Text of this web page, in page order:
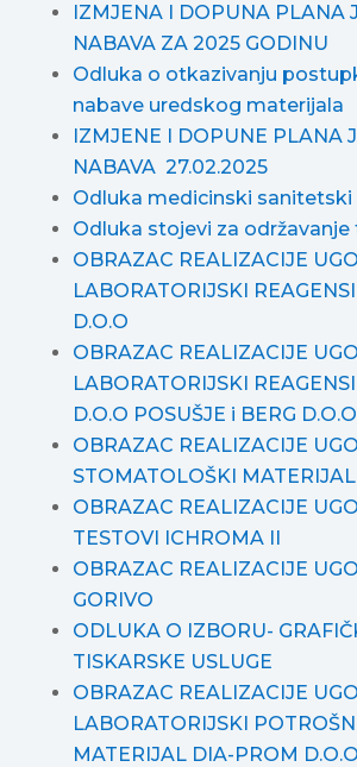
IZMJENA I DOPUNA PLANA
NABAVA ZA 2025 GODINU
Odluka o otkazivanju
nabave uredskog materijala
IZMJENE I DOPUNE PLANA
NABAVA 27.02.2025
Odluka medicinski
Odluka stojevi za održavanje
OBRAZAC REALIZACIJE
LABORATORIJSKI
D.O.O
OBRAZAC REALIZACIJE
LABORATORIJSKI
D.O.O POSUŠJE i BERG
OBRAZAC REALIZACIJE
STOMATOLOŠKI MATERIJAL
OBRAZAC REALIZACIJE
TESTOVI ICHROMA II
OBRAZAC REALIZACIJE
GORIVO
ODLUKA O IZBORU-
TISKARSKE USLUGE
OBRAZAC REALIZACIJE
LABORATORIJSKI
MATERIJAL DIA-PROM D.O.O